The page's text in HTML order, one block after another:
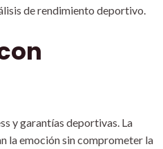
de rendimiento deportivo.
y garantías deportivas. La
la emoción sin comprometer la